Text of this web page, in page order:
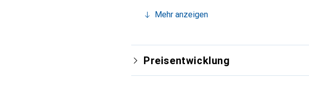
Mehr anzeigen
Preisentwicklung